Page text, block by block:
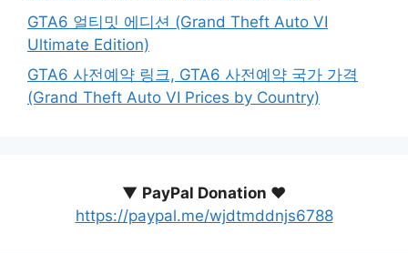
GTA6 얼티밋 에디션 (Grand Theft Auto VI
Ultimate Edition)
GTA6 사전예약 링크, GTA6 사전예약 국가 가격
(Grand Theft Auto VI Prices by Country)
▼ PayPal Donation ♥️
https://paypal.me/wjdtmddnjs6788